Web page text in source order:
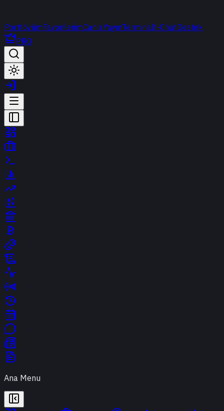
PortföyümFavorilerimCanlı YayınTerminalt-ChatDestek
PRO
Ana Menu